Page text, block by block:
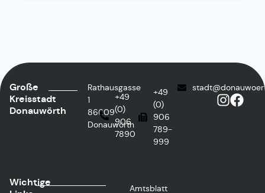
Große
Kreisstadt
Donauwörth
Rathausgasse
1
86609
Donauwörth
+49
(0)
906
7890
+49
(0)
906
789-
999
Wichtige
Amtsblatt